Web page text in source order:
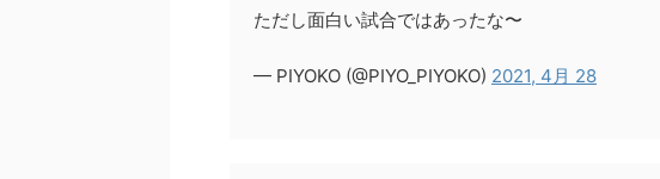
ただし面白い試合ではあったな〜
— PIYOKO (@PIYO_PIYOKO) 2021, 4月 28